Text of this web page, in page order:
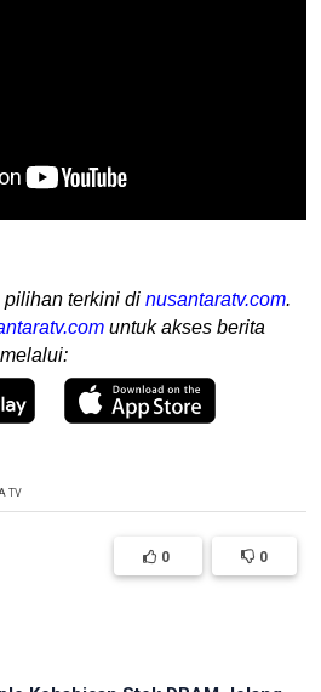
pilihan terkini di nusantaratv.com.
untuk akses berita
TV
0 0